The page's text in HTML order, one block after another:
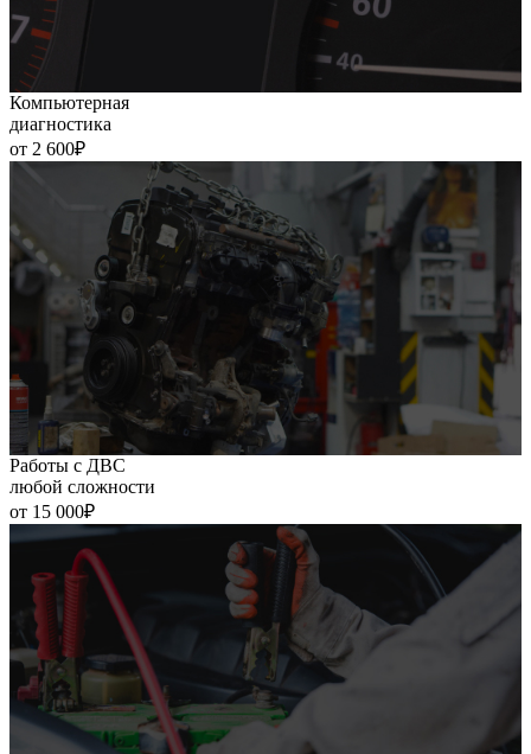
Компьютерная
диагностика
от 2 600₽
Работы с ДВС
любой сложности
от 15 000₽